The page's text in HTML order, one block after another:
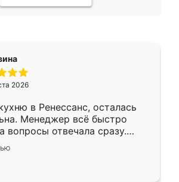
2026
в Ренессанс, осталась
Менеджер всё быстро
вопросы отвечала сразу.
в субботу, подошёл к
ответственностью. Собрали
работали аккуратно, даже